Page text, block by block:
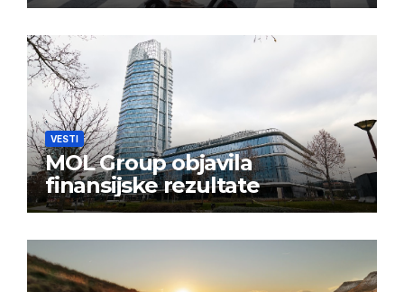
VESTI
MOL Group objavila
finansijske rezultate